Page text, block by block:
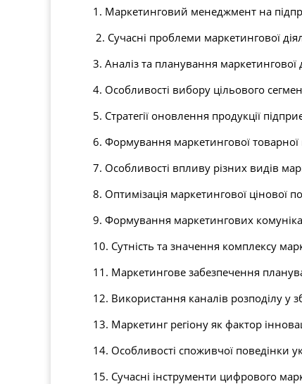
1. Маркетинговий менеджмент на
2. Сучасні проблеми маркетингової
3. Аналіз та планування маркетингової
4. Особливості вибору цільового
5. Стратегії оновлення продукції
6. Формування маркетингової
7. Особливості впливу різних видів
8. Оптимізація маркетингової цінової
9. Формування маркетингових
10. Сутність та значення комплексу
11. Маркетингове забезпечення
12. Використання каналів розподілу у
13. Маркетинг регіону як фактор
14. Особливості споживчої поведінки
15. Сучасні інструменти цифрового